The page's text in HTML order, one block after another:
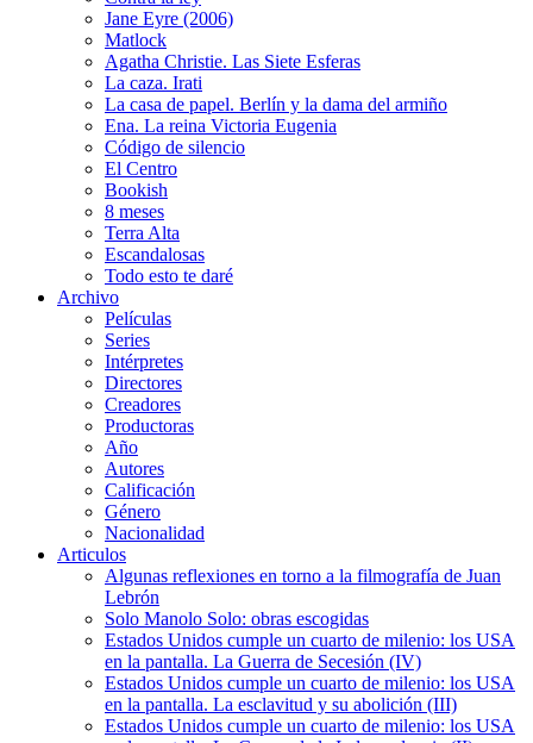
Jane Eyre (2006)
Matlock
Agatha Christie. Las Siete Esferas
La caza. Irati
La casa de papel. Berlín y la dama del armiño
Ena. La reina Victoria Eugenia
Código de silencio
El Centro
Bookish
8 meses
Terra Alta
Escandalosas
Todo esto te daré
Archivo
Películas
Series
Intérpretes
Directores
Creadores
Productoras
Año
Autores
Calificación
Género
Nacionalidad
Articulos
Algunas reflexiones en torno a la filmografía de Juan
Lebrón
Solo Manolo Solo: obras escogidas
Estados Unidos cumple un cuarto de milenio: los USA
en la pantalla. La Guerra de Secesión (IV)
Estados Unidos cumple un cuarto de milenio: los USA
en la pantalla. La esclavitud y su abolición (III)
Estados Unidos cumple un cuarto de milenio: los USA